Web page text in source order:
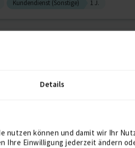
Details
nutzen können und damit wir Ihr
Ihre Einwilligung jederzeit ändern
Kundendienst (Sonstige) 1 J.
& Know...